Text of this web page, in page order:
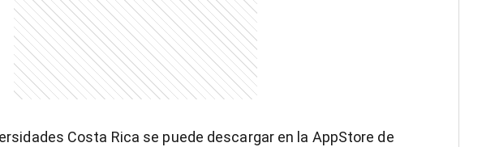
Costa Rica se puede descargar en la AppStore de